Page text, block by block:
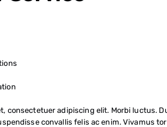
consectetuer adipiscing elit. Morbi luctus.
convallis felis ac enim. Vivamus